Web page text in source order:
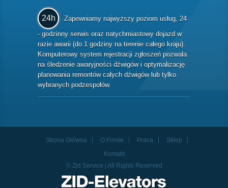
24h
Zapewniamy najwyższy poziom usług, 24
- godzinny serwis oraz natychmiastowy dojazd w
razie awarii (do 1 godziny na terenie całego kraju).
Komputerowy system rejestracji zgłoszeń pozwala
na śledzenie awaryjności dźwigów i optymalizację
planowania remontów całych dźwigów lub tylko
wybranych podzespołów.
Strona Główna O Firmie Praca
Sklep
Kontakt
© Zid Service | All Rights Reserved